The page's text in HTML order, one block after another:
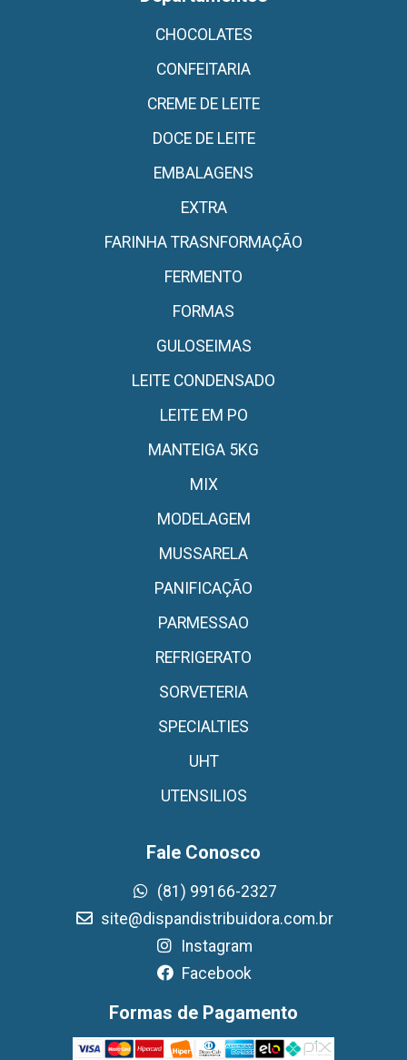
CHOCOLATES
CONFEITARIA
CREME DE LEITE
DOCE DE LEITE
EMBALAGENS
EXTRA
FARINHA TRASNFORMAÇÃO
FERMENTO
FORMAS
GULOSEIMAS
LEITE CONDENSADO
LEITE EM PO
MANTEIGA 5KG
MIX
MODELAGEM
MUSSARELA
PANIFICAÇÃO
PARMESSAO
REFRIGERATO
SORVETERIA
SPECIALTIES
UHT
UTENSILIOS
Fale Conosco
(81) 99166-2327
site@dispandistribuidora.com.br
Instagram
Facebook
Formas de Pagamento